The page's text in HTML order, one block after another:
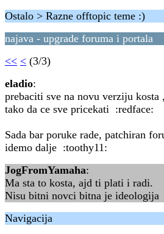
Ostalo > Razne offtopic teme :)
najava - upgrade foruma i portala
<< < (3/3)
eladio:
prebaciti sve na novu verziju kosta
tako da ce sve pricekati :redface:
Sada bar poruke rade, patchiran
idemo dalje :toothy11:
JogFromYamaha:
Ma sta to kosta, ajd ti plati i radi.
Nisu bitni novci bitna je
Navigacija